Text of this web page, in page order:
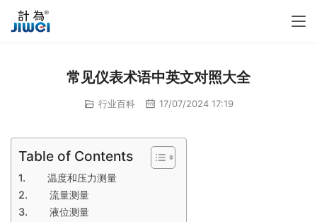
常见仪表术语中英文对照大全
行业百科 17/07/2024 17:19
Table of Contents
温度和压力测量
流量测量
液位测量